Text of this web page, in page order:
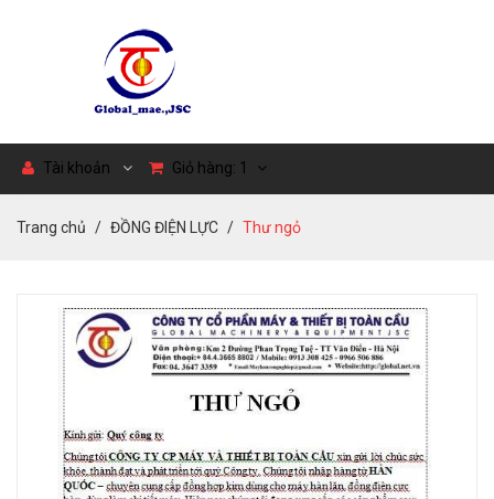
Tài khoản Giỏ hàng: 1
Trang chủ ĐỒNG ĐIỆN LỰC Thư ngỏ